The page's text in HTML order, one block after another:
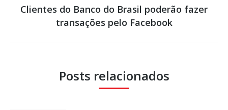
Próximo
post:
Clientes do Banco do Brasil poderão fazer
transações pelo Facebook
Posts relacionados